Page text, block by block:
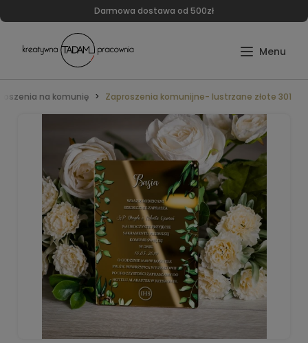
Darmowa dostawa od 500zł
na komunię Zaproszenia komunijne- lustrzane złote 301